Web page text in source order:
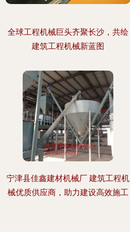
全球工程机械巨头齐聚长沙，共绘
建筑工程机械新蓝图
宁津县佳鑫建材机械厂 建筑工程机
械优质供应商，助力建设高效施工